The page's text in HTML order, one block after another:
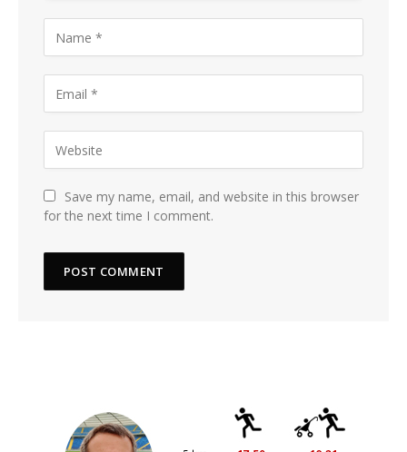
Save my name, email, and website in this browser
for the next time I comment.